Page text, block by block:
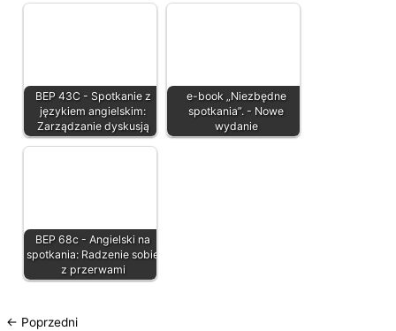
BEP 43C - Spotkanie z
językiem angielskim:
Zarządzanie dyskusją
e-book „Niezbędne
spotkania”. - Nowe
wydanie
BEP 68c - Angielski na
spotkania: Radzenie sobie
z przerwami
← Poprzedni